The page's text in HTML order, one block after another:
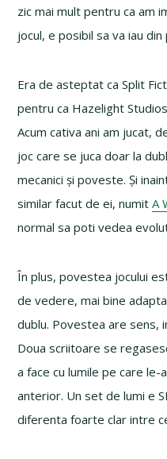
zic mai mult pentru ca am
jocul, e posibil sa va iau
Era de asteptat ca Split
pentru ca Hazelight
Acum cativa ani am jucat,
joc care se juca doar la
mecanici și poveste. Și
similar facut de ei, numitA
normal sa poti vedea
În plus, povestea jocului
de vedere, mai bine
dublu. Povestea are sens,
Doua scriitoare se
a face cu lumile pe care le-
anterior. Un set de lumi e
diferenta foarte clar intre